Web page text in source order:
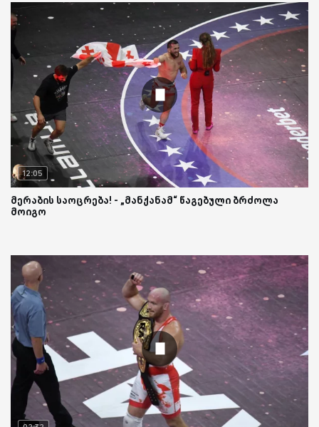
12:05
მერაბის საოცრება! - „მანქანამ“ წაგებული ბრძოლა
მოიგო